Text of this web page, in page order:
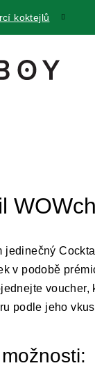
koktejlů
jedinečný
v podobě
voucher,
podle jeho